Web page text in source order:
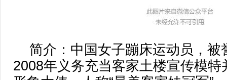
简介：中国女子蹦床运动员，被
2008年义务充当客家土楼宣传模